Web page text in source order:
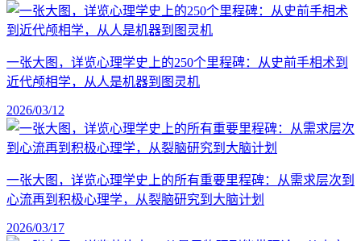
一张大图，详览心理学史上的250个里程碑：从史前手相术到
近代颅相学，从人是机器到图灵机
2026/03/12
一张大图，详览心理学史上的所有重要里程碑：从需求层次到
心流再到积极心理学，从裂脑研究到大脑计划
2026/03/17